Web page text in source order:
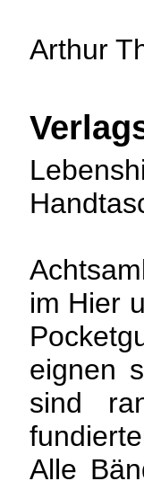
Arthur
im Hier
eignen
sind
Alle